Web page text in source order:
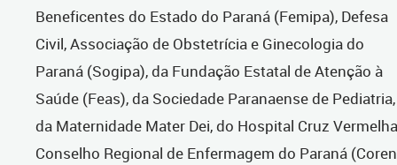
Beneficentes do Estado do Paraná (Femipa), Defesa
Civil, Associação de Obstetrícia e Ginecologia do
Paraná (Sogipa), da Fundação Estatal de Atenção à
Saúde (Feas), da Sociedade Paranaense de Pediatria,
da Maternidade Mater Dei, do Hospital Cruz
Conselho Regional de Enfermagem do Paraná